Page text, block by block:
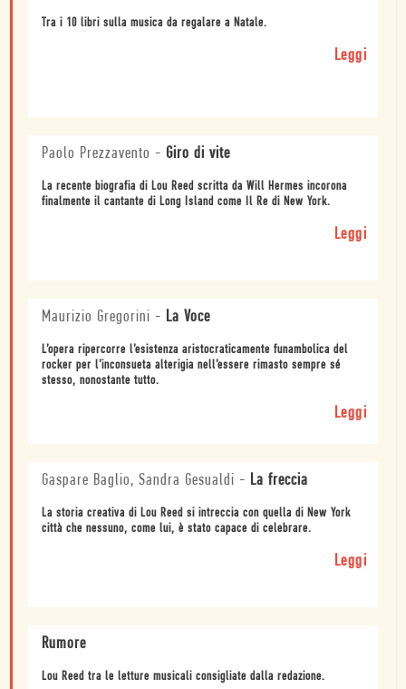
Tra i 10 libri sulla musica da regalare a Natale.
Leggi
Paolo Prezzavento - Giro di vite
La recente biografia di Lou Reed scritta da Will Hermes incorona
finalmente il cantante di Long Island come Il Re di New York.
Leggi
Maurizio Gregorini - La Voce
L’opera ripercorre l’esistenza aristocraticamente funambolica del
rocker per l’inconsueta alterigia nell’essere rimasto sempre sé
stesso, nonostante tutto.
Leggi
Gaspare Baglio, Sandra Gesualdi - La freccia
La storia creativa di Lou Reed si intreccia con quella di New York
città che nessuno, come lui, è stato capace di celebrare.
Leggi
Rumore
Lou Reed tra le letture musicali consigliate dalla redazione.